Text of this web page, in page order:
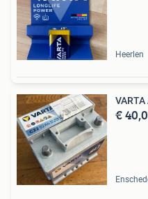
Heerlen
VARTA
€